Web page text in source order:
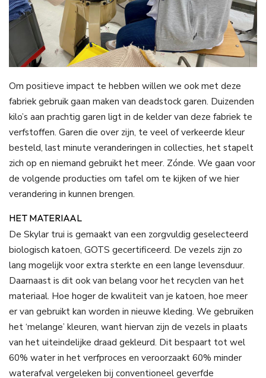
Om positieve impact te hebben willen we ook met deze
fabriek gebruik gaan maken van deadstock garen. Duizenden
kilo’s aan prachtig garen ligt in de kelder van deze fabriek te
verfstoffen. Garen die over zijn, te veel of verkeerde kleur
besteld, last minute veranderingen in collecties, het stapelt
zich op en niemand gebruikt het meer. Zónde. We gaan voor
de volgende producties om tafel om te kijken of we hier
verandering in kunnen brengen.
HET MATERIAAL
De Skylar trui is gemaakt van een zorgvuldig geselecteerd
biologisch katoen, GOTS gecertificeerd. De vezels zijn zo
lang mogelijk voor extra sterkte en een lange levensduur.
Daarnaast is dit ook van belang voor het recyclen van het
materiaal. Hoe hoger de kwaliteit van je katoen, hoe meer
er van gebruikt kan worden in nieuwe kleding. We gebruiken
het ‘melange’ kleuren, want hiervan zijn de vezels in plaats
van het uiteindelijke draad gekleurd. Dit bespaart tot wel
60% water in het verfproces en veroorzaakt 60% minder
waterafval vergeleken bij conventioneel geverfde